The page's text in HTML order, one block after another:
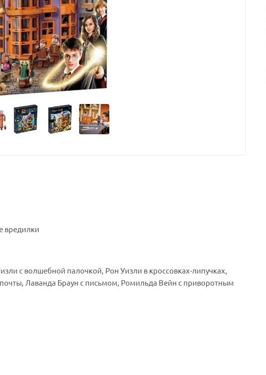
вредилки
с волшебной палочкой, Рон Уизли в кроссовках-липучках,
Лаванда Браун с письмом, Ромильда Вейн с приворотным